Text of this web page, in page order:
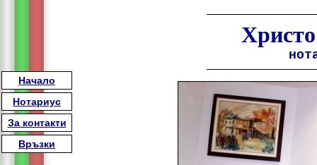
Начало
Нотариус
За контакти
Връзки